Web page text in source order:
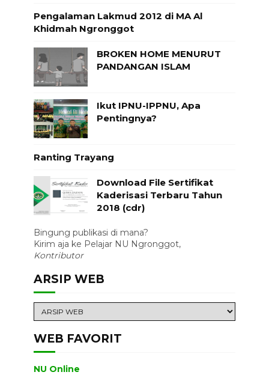
Pengalaman Lakmud 2012 di MA Al
Khidmah Ngronggot
BROKEN HOME MENURUT
PANDANGAN ISLAM
Ikut IPNU-IPPNU, Apa
Pentingnya?
Ranting Trayang
Download File Sertifikat
Kaderisasi Terbaru Tahun
2018 (cdr)
Bingung publikasi di mana?
Kirim aja ke Pelajar NU Ngronggot,
Kontributor
ARSIP WEB
WEB FAVORIT
NU Online